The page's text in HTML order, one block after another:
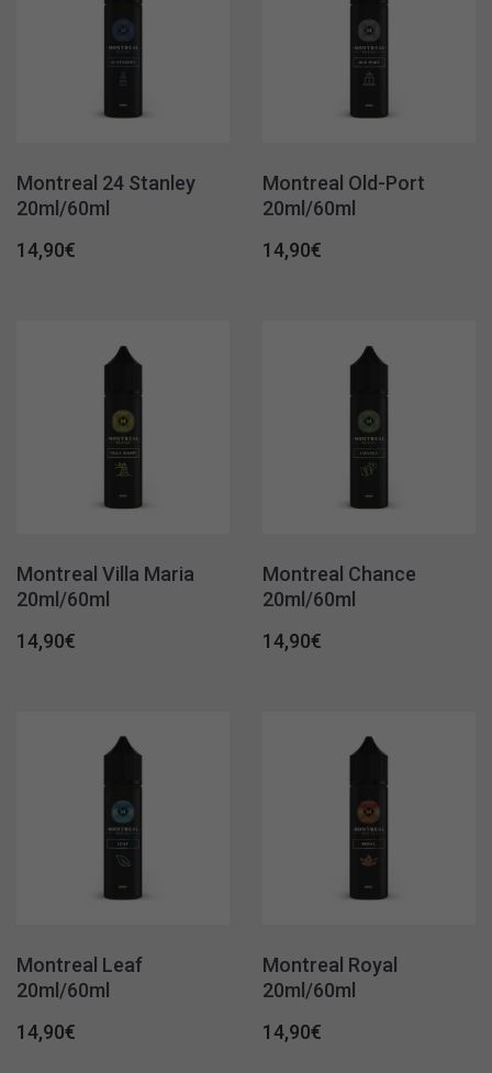
Montreal 24 Stanley
20ml/60ml
14,90€
Montreal Old-Port
20ml/60ml
14,90€
Montreal Villa Maria
20ml/60ml
14,90€
Montreal Chance
20ml/60ml
14,90€
Montreal Leaf
20ml/60ml
14,90€
Montreal Royal
20ml/60ml
14,90€